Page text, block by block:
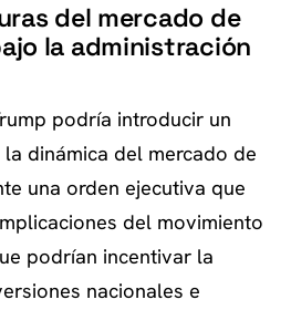
del mercado de
la administración
podría introducir un
dinámica del mercado de
una orden ejecutiva que
del movimiento
podrían incentivar la
nacionales e